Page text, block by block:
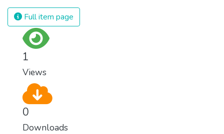
Full item page
1
Views
0
Downloads